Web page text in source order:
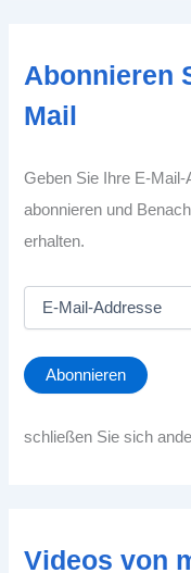
Abonnieren
Mail
Geben Sie Ihre E-
abonnieren und
erhalten.
a
i
A
s
Abonnieren
schließen Sie sich
Videos von